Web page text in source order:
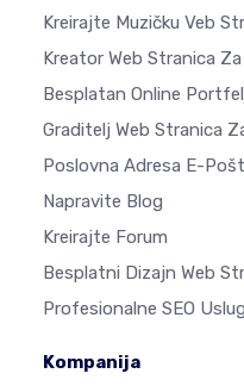
Kreirajte Muzičku Veb
Kreator Web Stranica
Besplatan Online
Graditelj Web Stranica
Poslovna Adresa E-
Napravite Blog
Kreirajte Forum
Besplatni Dizajn Web
Profesionalne SEO
Kompanija